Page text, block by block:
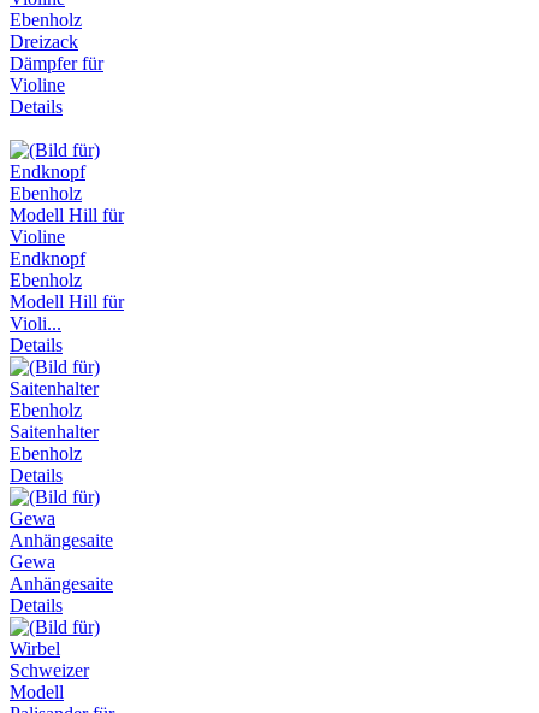
Ebenholz
Dreizack
Dämpfer für
Violine
Details
Endknopf
Ebenholz
Modell Hill für
Violi...
Details
Saitenhalter
Ebenholz
Details
Gewa
Anhängesaite
Details